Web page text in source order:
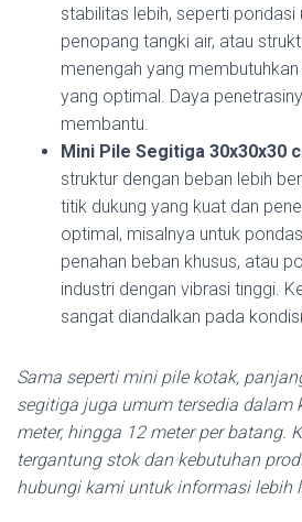
stabilitas lebih, seperti pondasi
penopang tangki air, atau
menengah yang
yang optimal. Daya
membantu.
Mini Pile Segitiga 30x30x30
struktur dengan beban lebih
titik dukung yang kuat dan
optimal, misalnya untuk
penahan beban khusus, atau
industri dengan vibrasi tinggi.
sangat diandalkan pada
Sama seperti mini pile kotak,
segitiga juga umum tersedia dalam
meter, hingga 12 meter per batang.
tergantung stok dan kebutuhan
hubungi kami untuk informasi lebih